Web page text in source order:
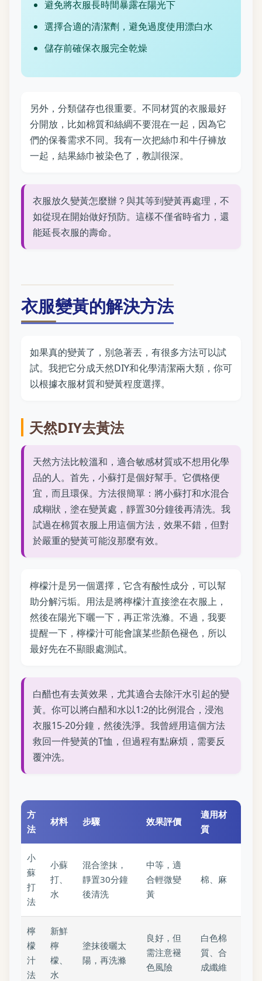
避免將衣服長時間暴露在陽光下
選擇合適的清潔劑，避免過度使用漂白水
儲存前確保衣服完全乾燥
另外，分類儲存也很重要。不同材質的衣服最好
分開放，比如棉質和絲綢不要混在一起，因為它
們的保養需求不同。我有一次把絲巾和牛仔褲放
一起，結果絲巾被染色了，教訓很深。
衣服放久變黃怎麼辦？與其等到變黃再處理，不
如從現在開始做好預防。這樣不僅省時省力，還
能延長衣服的壽命。
衣服變黃的解決方法
如果真的變黃了，別急著丟，有很多方法可以試
試。我把它分成天然DIY和化學清潔兩大類，你可
以根據衣服材質和變黃程度選擇。
天然DIY去黃法
天然方法比較溫和，適合敏感材質或不想用化學
品的人。首先，小蘇打是個好幫手。它價格便
宜，而且環保。方法很簡單：將小蘇打和水混合
成糊狀，塗在變黃處，靜置30分鐘後再清洗。我
試過在棉質衣服上用這個方法，效果不錯，但對
於嚴重的變黃可能沒那麼有效。
檸檬汁是另一個選擇，它含有酸性成分，可以幫
助分解污垢。用法是將檸檬汁直接塗在衣服上，
然後在陽光下曬一下，再正常洗滌。不過，我要
提醒一下，檸檬汁可能會讓某些顏色褪色，所以
最好先在不顯眼處測試。
白醋也有去黃效果，尤其適合去除汗水引起的變
黃。你可以將白醋和水以1:2的比例混合，浸泡
衣服15-20分鐘，然後洗淨。我曾經用這個方法
救回一件變黃的T恤，但過程有點麻煩，需要反
覆沖洗。
方
法
材料 步驟 效果評價
適用材
質
小
蘇
打
法
小蘇
打、
水
混合塗抹，
靜置30分鐘
後清洗
中等，適
合輕微變
黃
棉、麻
檸
檬
汁
法
新鮮
檸
檬、
水
塗抹後曬太
陽，再洗滌
良好，但
需注意褪
色風險
白色棉
質、合
成纖維